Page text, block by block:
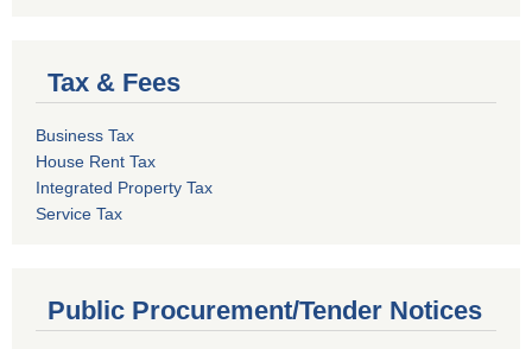
Tax & Fees
Business Tax
House Rent Tax
Integrated Property Tax
Service Tax
Public Procurement/Tender Notices